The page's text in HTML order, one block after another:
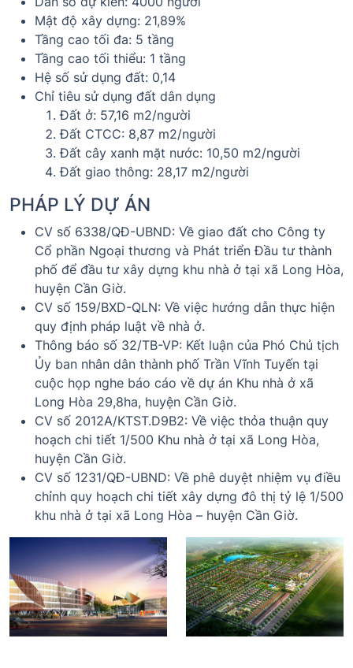
Mật độ xây dựng: 21,89%
Tầng cao tối đa: 5 tầng
Tầng cao tối thiểu: 1 tầng
Hệ số sử dụng đất: 0,14
Chỉ tiêu sử dụng đất dân dụng
Đất ở: 57,16 m2/người
Đất CTCC: 8,87 m2/người
Đất cây xanh mặt nước: 10,50 m2/người
Đất giao thông: 28,17 m2/người
PHÁP LÝ DỰ ÁN
CV số 6338/QĐ-UBND: Về giao đất cho Công ty
Cổ phần Ngoại thương và Phát triển Đầu tư thành
phố để đầu tư xây dựng khu nhà ở tại xã Long Hòa,
huyện Cần Giờ.
CV số 159/BXD-QLN: Về việc hướng dẫn thực hiện
quy định pháp luật về nhà ở.
Thông báo số 32/TB-VP: Kết luận của Phó Chủ tịch
Ủy ban nhân dân thành phố Trần Vĩnh Tuyến tại
cuộc họp nghe báo cáo về dự án Khu nhà ở xã
Long Hòa 29,8ha, huyện Cần Giờ.
CV số 2012A/KTST.D9B2: Về việc thỏa thuận quy
hoạch chi tiết 1/500 Khu nhà ở tại xã Long Hòa,
huyện Cần Giờ.
CV số 1231/QĐ-UBND: Về phê duyệt nhiệm vụ điều
chỉnh quy hoạch chi tiết xây dựng đô thị tỷ lệ 1/500
khu nhà ở tại xã Long Hòa – huyện Cần Giờ.